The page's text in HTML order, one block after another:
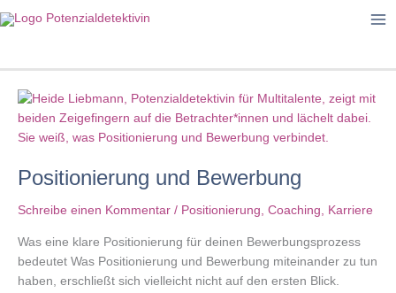
Inhalt
Positionierung und Bewerbung
Schreibe einen Kommentar / Positionierung Coaching Karriere
Was eine klare Positionierung für deinen Bewerbungsprozess
bedeutet Was Positionierung und Bewerbung miteinander zu tun
haben, erschließt sich vielleicht nicht auf den ersten Blick.